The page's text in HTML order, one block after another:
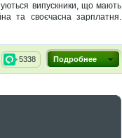
випускники, що мають
та своєчасна зарплатня.
Подробнее
5338